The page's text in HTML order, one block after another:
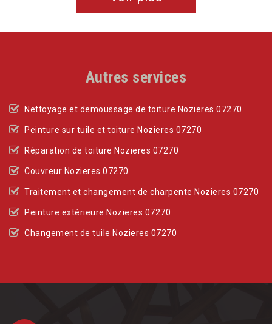
Autres services
Nettoyage et demoussage de toiture Nozieres 07270
Peinture sur tuile et toiture Nozieres 07270
Réparation de toiture Nozieres 07270
Couvreur Nozieres 07270
Traitement et changement de charpente Nozieres 07270
Peinture extérieure Nozieres 07270
Changement de tuile Nozieres 07270